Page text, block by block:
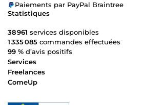
Paiements par PayPal Braintree
Statistiques
38 961 services disponibles
1 335 085 commandes effectuées
99 % d’avis positifs
Services
Freelances
ComeUp